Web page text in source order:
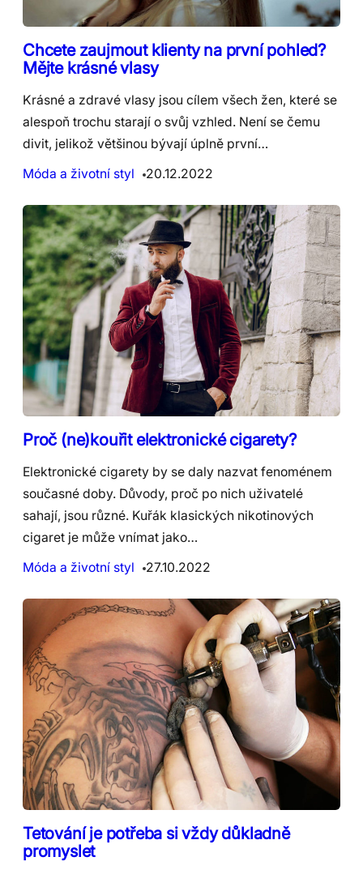
Chcete zaujmout klienty na první pohled?
Mějte krásné vlasy
Krásné a zdravé vlasy jsou cílem všech žen, které se
alespoň trochu starají o svůj vzhled. Není se čemu
divit, jelikož většinou bývají úplně první…
Móda a životní styl
20.12.2022
Proč (ne)kouřit elektronické cigarety?
Elektronické cigarety by se daly nazvat fenoménem
současné doby. Důvody, proč po nich uživatelé
sahají, jsou různé. Kuřák klasických nikotinových
cigaret je může vnímat jako…
Móda a životní styl
27.10.2022
Tetování je potřeba si vždy důkladně
promyslet